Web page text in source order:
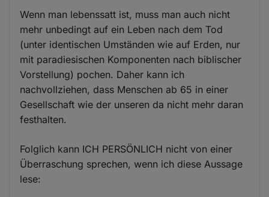
Wenn man lebenssatt ist, muss man auch nicht
mehr unbedingt auf ein Leben nach dem Tod
(unter identischen Umständen wie auf Erden, nur
mit paradiesischen Komponenten nach biblischer
Vorstellung) pochen. Daher kann ich
nachvollziehen, dass Menschen ab 65 in einer
Gesellschaft wie der unseren da nicht mehr daran
festhalten.
Folglich kann ICH PERSÖNLICH nicht von einer
Überraschung sprechen, wenn ich diese Aussage
lese: